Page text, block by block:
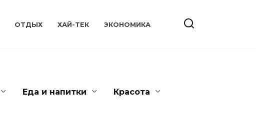
ОТДЫХ ХАЙ-ТЕК ЭКОНОМИКА
Еда и напитки Красота